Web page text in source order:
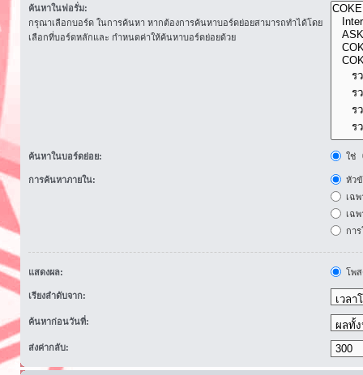
ค้นหาในฟอรั่ม:
กรุณาเลือกบอร์ด ในการค้นหา หากต้องการค้นหาบอร์ดย่อยสามารถทำได้โดย
เลือกที่บอร์ดหลักและ กำหนดค่าให้ค้นหาบอร์ดย่อยด้วย
ค้นหาในบอร์ดย่อย: ใช่
การค้นหาภายใน:
หัว
เฉ
เฉ
กา
แสดงผล: โพ
เรียงลำดับจาก:
ค้นหาก่อนวันที่:
ส่งค่ากลับ: